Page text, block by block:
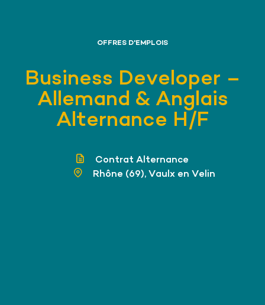
OFFRES D'EMPLOIS
Business Developer –
Allemand & Anglais
Alternance H/F
Contrat Alternance
Rhône (69), Vaulx en Velin